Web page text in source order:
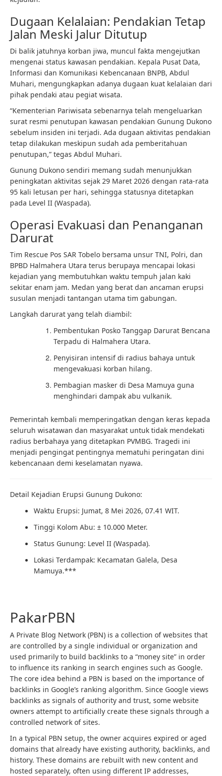
Dugaan Kelalaian: Pendakian Tetap
Jalan Meski Jalur Ditutup
Di balik jatuhnya korban jiwa, muncul fakta mengejutkan
mengenai status kawasan pendakian. Kepala Pusat Data,
Informasi dan Komunikasi Kebencanaan BNPB, Abdul
Muhari, mengungkapkan adanya dugaan kuat kelalaian dari
pihak pendaki atau pegiat wisata.
“Kementerian Pariwisata sebenarnya telah mengeluarkan
surat resmi penutupan kawasan pendakian Gunung Dukono
sebelum insiden ini terjadi. Ada dugaan aktivitas pendakian
tetap dilakukan meskipun sudah ada pemberitahuan
penutupan,” tegas Abdul Muhari.
Gunung Dukono sendiri memang sudah menunjukkan
peningkatan aktivitas sejak 29 Maret 2026 dengan rata-rata
95 kali letusan per hari, sehingga statusnya ditetapkan
pada Level II (Waspada).
Operasi Evakuasi dan Penanganan
Darurat
Tim Rescue Pos SAR Tobelo bersama unsur TNI, Polri, dan
BPBD Halmahera Utara terus berupaya mencapai lokasi
kejadian yang membutuhkan waktu tempuh jalan kaki
sekitar enam jam. Medan yang berat dan ancaman erupsi
susulan menjadi tantangan utama tim gabungan.
Langkah darurat yang telah diambil:
Pembentukan Posko Tanggap Darurat Bencana
Terpadu di Halmahera Utara.
Penyisiran intensif di radius bahaya untuk
mengevakuasi korban hilang.
Pembagian masker di Desa Mamuya guna
menghindari dampak abu vulkanik.
Pemerintah kembali memperingatkan dengan keras kepada
seluruh wisatawan dan masyarakat untuk tidak mendekati
radius berbahaya yang ditetapkan PVMBG. Tragedi ini
menjadi pengingat pentingnya mematuhi peringatan dini
kebencanaan demi keselamatan nyawa.
Detail Kejadian Erupsi Gunung Dukono:
Waktu Erupsi: Jumat, 8 Mei 2026, 07.41 WIT.
Tinggi Kolom Abu: ± 10.000 Meter.
Status Gunung: Level II (Waspada).
Lokasi Terdampak: Kecamatan Galela, Desa
Mamuya.***
PakarPBN
A Private Blog Network (PBN) is a collection of websites that
are controlled by a single individual or organization and
used primarily to build backlinks to a “money site” in order
to influence its ranking in search engines such as Google.
The core idea behind a PBN is based on the importance of
backlinks in Google’s ranking algorithm. Since Google views
backlinks as signals of authority and trust, some website
owners attempt to artificially create these signals through a
controlled network of sites.
In a typical PBN setup, the owner acquires expired or aged
domains that already have existing authority, backlinks, and
history. These domains are rebuilt with new content and
hosted separately, often using different IP addresses,